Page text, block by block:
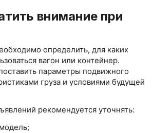
внимание при
определить, для каких
вагон или контейнер.
параметры подвижного
груза и условиями будущей
рекомендуется уточнять: